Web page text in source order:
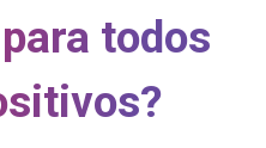
todos